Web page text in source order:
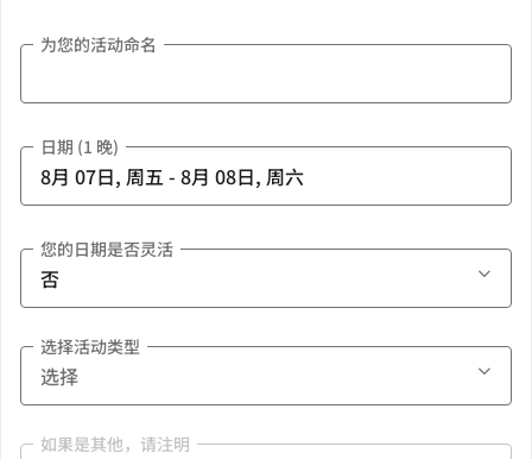
为您的活动命名
日期 (1 晚)
您的日期是否灵活
选择活动类型
如果是其他，请注明